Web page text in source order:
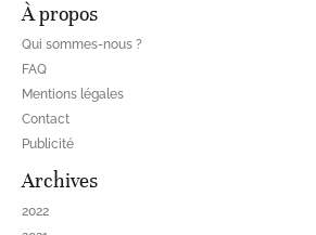
À propos
Qui sommes-nous ?
FAQ
Mentions légales
Contact
Publicité
Archives
2022